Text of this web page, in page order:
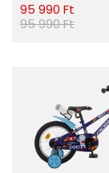
95 990 Ft
95 990 Ft